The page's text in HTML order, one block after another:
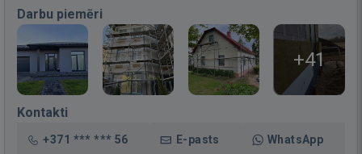
Darbu piemēri
+41
Kontakti
+371 *** *** 56 E-pasts WhatsApp